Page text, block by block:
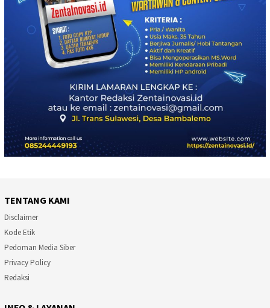
TENTANG KAMI
Disclaimer
Kode Etik
Pedoman Media Siber
Privacy Policy
Redaksi